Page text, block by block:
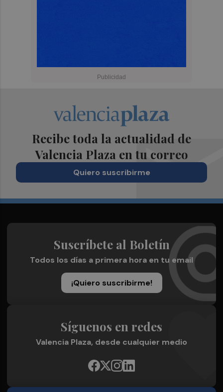
Recibe toda la actualidad de
Valencia Plaza en tu correo
Quiero suscribirme
Suscríbete al Boletín
Todos los días a primera hora en tu email
¡Quiero suscribirme!
Síguenos en redes
Valencia Plaza, desde cualquier medio